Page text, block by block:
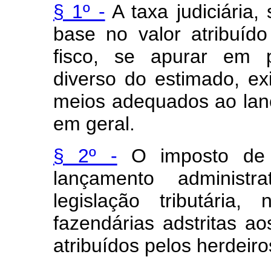
§ 1º - A taxa judiciária,
base no valor
fisco, se apurar em
diverso do estimado,
meios adequados ao
em geral.
§ 2º - O imposto de
lançamento
legislação tributária,
fazendárias adstritas
atribuídos pelos